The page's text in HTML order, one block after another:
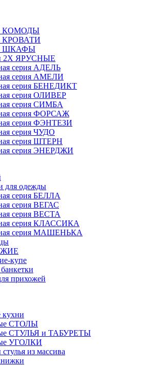
КОМОДЫ
КРОВАТИ
ШКАФЫ
2Х ЯРУСНЫЕ
серия АДЕЛЬ
серия АМЕЛИ
серия БЕНЕДИКТ
серия ОЛИВЕР
серия СИМБА
серия ФОРСАЖ
серия ФЭНТЕЗИ
серия ЧУДО
серия ШТЕРН
серия ЭНЕРДЖИ
для одежды
серия БЕЛЛА
серия ВЕГАС
серия ВЕСТА
серия КЛАССИКА
серия МАШЕНЬКА
купе
прихожей
кухни
СТОЛЫ
СТУЛЬЯ и ТАБУРЕТЫ
УГОЛКИ
из массива